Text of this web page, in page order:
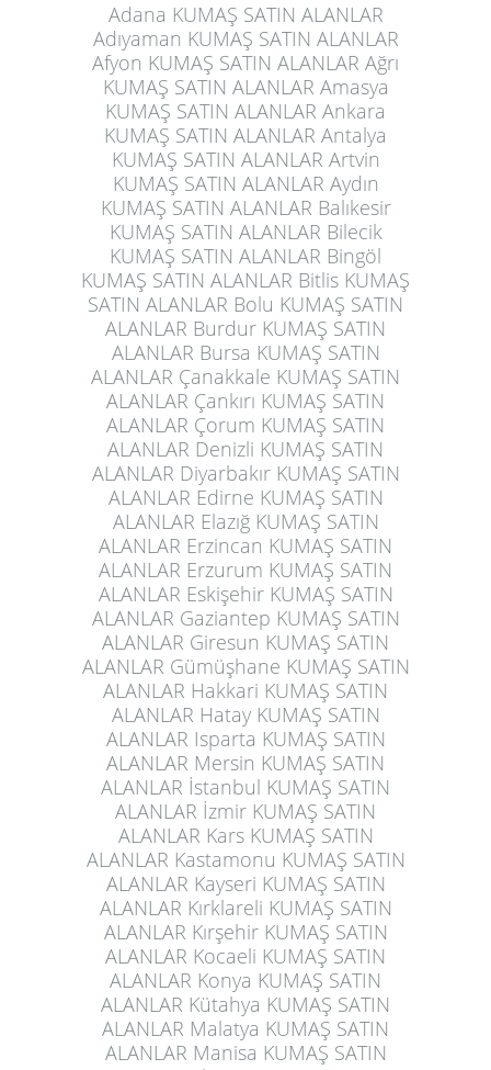
Adana KUMAŞ SATIN ALANLAR
Adıyaman KUMAŞ SATIN ALANLAR
Afyon KUMAŞ SATIN ALANLAR Ağrı
KUMAŞ SATIN ALANLAR Amasya
KUMAŞ SATIN ALANLAR Ankara
KUMAŞ SATIN ALANLAR Antalya
KUMAŞ SATIN ALANLAR Artvin
KUMAŞ SATIN ALANLAR Aydın
KUMAŞ SATIN ALANLAR Balıkesir
KUMAŞ SATIN ALANLAR Bilecik
KUMAŞ SATIN ALANLAR Bingöl
KUMAŞ SATIN ALANLAR Bitlis KUMAŞ
SATIN ALANLAR Bolu KUMAŞ SATIN
ALANLAR Burdur KUMAŞ SATIN
ALANLAR Bursa KUMAŞ SATIN
ALANLAR Çanakkale KUMAŞ SATIN
ALANLAR Çankırı KUMAŞ SATIN
ALANLAR Çorum KUMAŞ SATIN
ALANLAR Denizli KUMAŞ SATIN
ALANLAR Diyarbakır KUMAŞ SATIN
ALANLAR Edirne KUMAŞ SATIN
ALANLAR Elazığ KUMAŞ SATIN
ALANLAR Erzincan KUMAŞ SATIN
ALANLAR Erzurum KUMAŞ SATIN
ALANLAR Eskişehir KUMAŞ SATIN
ALANLAR Gaziantep KUMAŞ SATIN
ALANLAR Giresun KUMAŞ SATIN
ALANLAR Gümüşhane KUMAŞ SATIN
ALANLAR Hakkari KUMAŞ SATIN
ALANLAR Hatay KUMAŞ SATIN
ALANLAR Isparta KUMAŞ SATIN
ALANLAR Mersin KUMAŞ SATIN
ALANLAR İstanbul KUMAŞ SATIN
ALANLAR İzmir KUMAŞ SATIN
ALANLAR Kars KUMAŞ SATIN
ALANLAR Kastamonu KUMAŞ SATIN
ALANLAR Kayseri KUMAŞ SATIN
ALANLAR Kırklareli KUMAŞ SATIN
ALANLAR Kırşehir KUMAŞ SATIN
ALANLAR Kocaeli KUMAŞ SATIN
ALANLAR Konya KUMAŞ SATIN
ALANLAR Kütahya KUMAŞ SATIN
ALANLAR Malatya KUMAŞ SATIN
ALANLAR Manisa KUMAŞ SATIN